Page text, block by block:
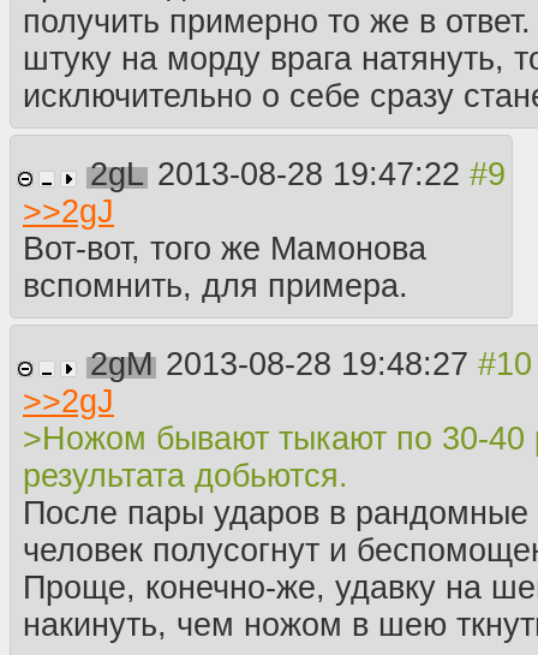
получить примерно то же в
штуку на морду врага натянуть,
исключительно о себе сразу
2gL 2013-08-28 19:47:22
>>2gJ
Вот-вот, того же Мамонова
вспомнить, для примера.
2gM 2013-08-28 19:48:27
>>2gJ
>Ножом бывают тыкают по 30-40
результата добьются.
После пары ударов в рандомные
человек полусогнут и
Проще, конечно-же, удавку на
накинуть, чем ножом в шею